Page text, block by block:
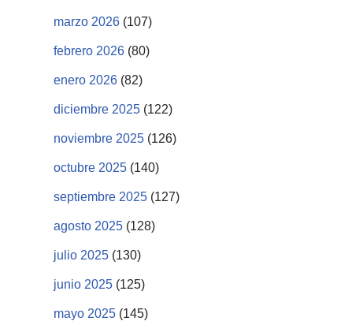
marzo 2026 (107)
febrero 2026 (80)
enero 2026 (82)
diciembre 2025 (122)
noviembre 2025 (126)
octubre 2025 (140)
septiembre 2025 (127)
agosto 2025 (128)
julio 2025 (130)
junio 2025 (125)
mayo 2025 (145)